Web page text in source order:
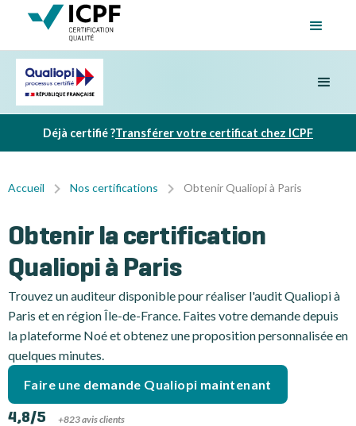
Déjà certifié ?Transférer votre certificat chez ICPF
Accueil Nos certifications Obtenir Qualiopi à Paris
Obtenir la certification
Qualiopi à Paris
Trouvez un auditeur disponible pour réaliser l'audit Qualiopi à
Paris et en région Île-de-France. Faites votre demande depuis
la plateforme Noé et obtenez une proposition personnalisée en
quelques minutes.
Faire une demande Qualiopi maintenant
4,8/5
+823 avis clients